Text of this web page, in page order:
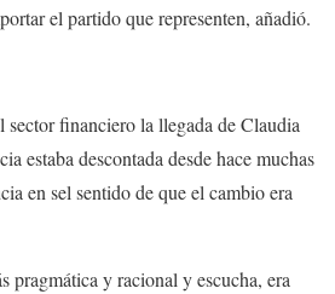
el partido que representen, añadió.
sector financiero la llegada de Claudia
estaba descontada desde hace muchas
en sel sentido de que el cambio era
pragmática y racional y escucha, era